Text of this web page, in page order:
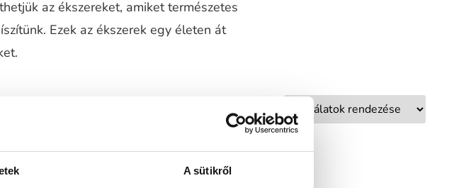
A sütikről
az ékszereket, amiket természetes
Ezek az ékszerek egy életen át